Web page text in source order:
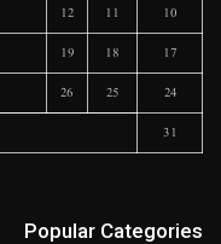
10
11
12
17
18
19
24
25
26
31
Popular Categories